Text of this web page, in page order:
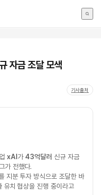
자금 조달 모색
기사출처
xAI 가 43억달러 신규 자금
가 전했다.
지분 투자 방식으로 조달한 바
유치 협상을 진행 중이라고